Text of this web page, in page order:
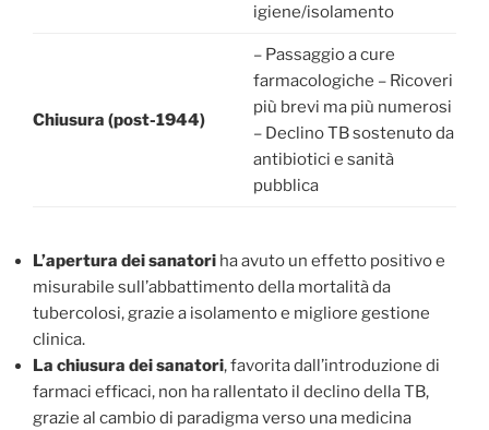
igiene/isolamento
Chiusura (post-1944)
– Passaggio a cure
farmacologiche – Ricoveri
più brevi ma più numerosi
– Declino TB sostenuto da
antibiotici e sanità
pubblica
L’apertura dei sanatori ha avuto un effetto positivo e
misurabile sull’abbattimento della mortalità da
tubercolosi, grazie a isolamento e migliore gestione
clinica.
La chiusura dei sanatori, favorita dall’introduzione di
farmaci efficaci, non ha rallentato il declino della TB,
grazie al cambio di paradigma verso una medicina